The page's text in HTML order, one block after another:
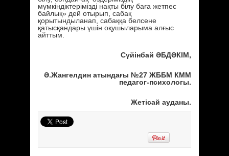
мүмкіндіктерімізді нақты білу баға жетпес
байлық» дей отырып, сабақ
қорытындыланап, сабаққа белсене
қатысқандары үшін оқушыларыма алғыс
айттым.
Сүйінбай ӘБДӘКІМ,
Ә.Жангелдин атындағы №27 ЖББМ КММ
педагог-психологы.
Жетісай ауданы.